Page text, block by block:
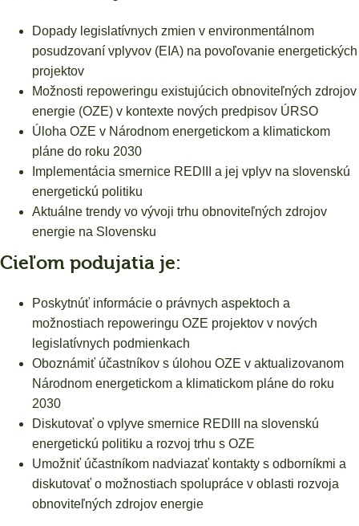
Dopady legislatívnych zmien v environmentálnom
posudzovaní vplyvov (EIA) na povoľovanie energetických
projektov
Možnosti repoweringu existujúcich obnoviteľných zdrojov
energie (OZE) v kontexte nových predpisov ÚRSO
Úloha OZE v Národnom energetickom a klimatickom
pláne do roku 2030
Implementácia smernice REDIII a jej vplyv na slovenskú
energetickú politiku
Aktuálne trendy vo vývoji trhu obnoviteľných zdrojov
energie na Slovensku
Cieľom podujatia je:
Poskytnúť informácie o právnych aspektoch a
možnostiach repoweringu OZE projektov v nových
legislatívnych podmienkach
Oboznámiť účastníkov s úlohou OZE v aktualizovanom
Národnom energetickom a klimatickom pláne do roku
2030
Diskutovať o vplyve smernice REDIII na slovenskú
energetickú politiku a rozvoj trhu s OZE
Umožniť účastníkom nadviazať kontakty s odborníkmi a
diskutovať o možnostiach spolupráce v oblasti rozvoja
obnoviteľných zdrojov energie